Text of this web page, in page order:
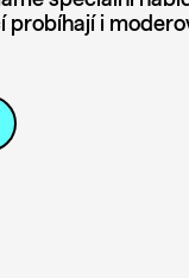
probíhají i